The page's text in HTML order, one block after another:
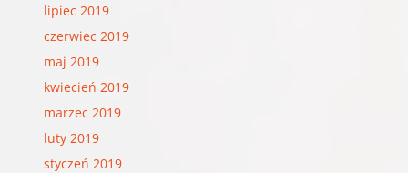
lipiec 2019
czerwiec 2019
maj 2019
kwiecień 2019
marzec 2019
luty 2019
styczeń 2019